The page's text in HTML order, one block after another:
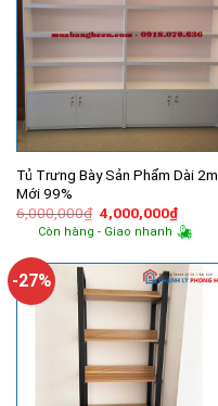
Tủ Trưng Bày Sản Phẩm Dài 2m
Mới 99%
6,000,000₫ Giá
gốc
là:
4,000,000₫Giá
hiện
tại
Còn hàng - Giao nhanh
-27%